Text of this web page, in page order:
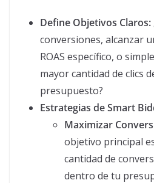
Define Objetivos Claros:
conversiones, alcanzar
ROAS específico, o
mayor cantidad de clics
presupuesto?
Estrategias de Smart
Maximizar
objetivo principal
cantidad de
dentro de tu